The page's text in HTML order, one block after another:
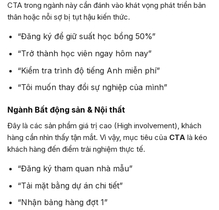
CTA trong ngành này cần đánh vào khát vọng phát triển bản
thân hoặc nỗi sợ bị tụt hậu kiến thức.
“Đăng ký để giữ suất học bổng 50%”
“Trở thành học viên ngay hôm nay”
“Kiểm tra trình độ tiếng Anh miễn phí”
“Tôi muốn thay đổi sự nghiệp của mình”
Ngành Bất động sản & Nội thất
Đây là các sản phẩm giá trị cao (High involvement), khách
hàng cần nhìn thấy tận mắt. Vì vậy, mục tiêu của CTA là kéo
khách hàng đến điểm trải nghiệm thực tế.
“Đăng ký tham quan nhà mẫu”
“Tải mặt bằng dự án chi tiết”
“Nhận bảng hàng đợt 1”